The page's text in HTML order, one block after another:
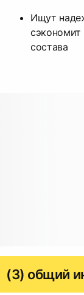
Ищут
сэкономит
состава
(3) общий